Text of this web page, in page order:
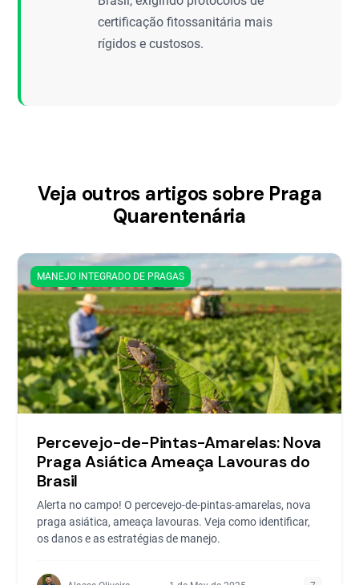
certificação fitossanitária mais
rígidos e custosos.
Veja outros artigos sobre Praga
Quarentenária
MANEJO INTEGRADO DE PRAGAS
Percevejo-de-Pintas-Amarelas: Nova
Praga Asiática Ameaça Lavouras do
Brasil
Alerta no campo! O percevejo-de-pintas-amarelas, nova
praga asiática, ameaça lavouras. Veja como identificar,
os danos e as estratégias de manejo.